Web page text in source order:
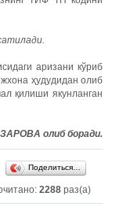
аризани кўриб
ҳудудидан олиб
қилиши якунланган
олиб боради.
Поделиться…
2288 раз(а)